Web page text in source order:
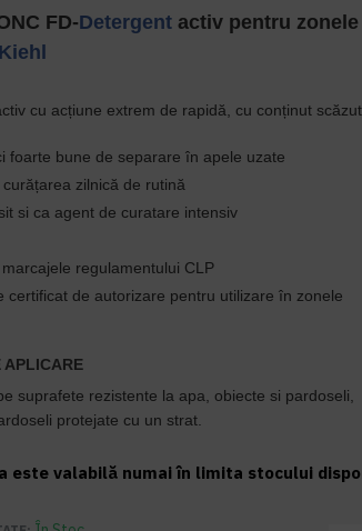
FD-Detergent activ pentru zonele
Kiehl
cu acțiune extrem de rapidă, cu conținut
foarte bune de separare în apele uzate
zilnică de rutină
si ca agent de curatare intensiv
regulamentului CLP
certificat de autorizare pentru utilizare în zonele
APLICARE
suprafete rezistente la apa, obiecte si pardoseli,
protejate cu un strat.
este valabilă numai în limita stocului